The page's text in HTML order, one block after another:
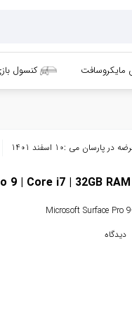
کنسول
در پارسان می :10 اسفند 1401
Microsoft Surface Pro
دیدگاه